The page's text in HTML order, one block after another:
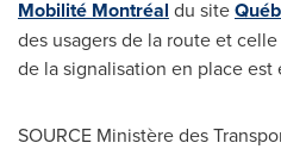
Mobilité Montréal du site
des usagers de la route et
de la signalisation en place est
SOURCE Ministère des